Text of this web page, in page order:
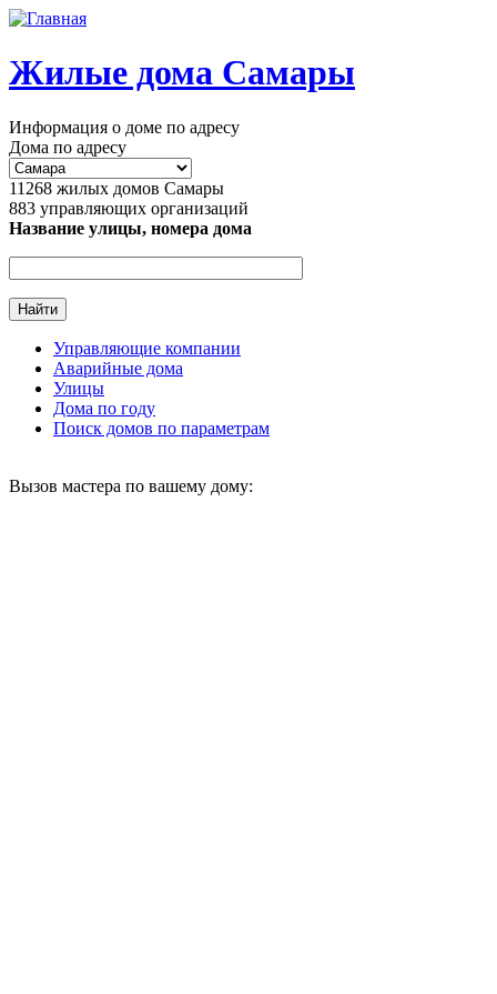
Перейти к основному содержанию
Жилые дома Самары
Информация о доме по адресу
Дома по адресу
11268 жилых домов Самары
883 управляющих организаций
Название улицы, номера дома
Главное меню
Управляющие компании
Аварийные дома
Улицы
Дома по году
Поиск домов по параметрам
Вызов мастера по вашему дому: